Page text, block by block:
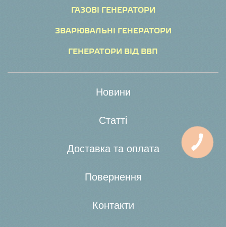
ГАЗОВІ ГЕНЕРАТОРИ
ЗВАРЮВАЛЬНІ ГЕНЕРАТОРИ
ГЕНЕРАТОРИ ВІД ВВП
Новини
Статті
Доставка та оплата
Повернення
Контакти